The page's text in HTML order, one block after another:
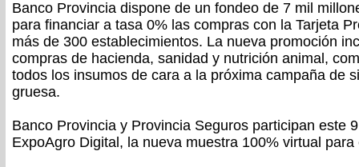
Banco Provincia dispone de un fondeo de 7 mil
para financiar a tasa 0% las compras con la Tarjeta
más de 300 establecimientos. La nueva promoción
compras de hacienda, sanidad y nutrición animal,
todos los insumos de cara a la próxima campaña de
gruesa.
Banco Provincia y Provincia Seguros participan este
ExpoAgro Digital, la nueva muestra 100% virtual